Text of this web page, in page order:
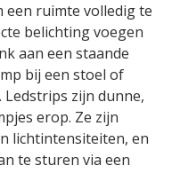
een ruimte volledig te
belichting voegen
aan een staande
bij een stoel of
zijn dunne,
erop. Ze zijn
lichtintensiteiten, en
te sturen via een